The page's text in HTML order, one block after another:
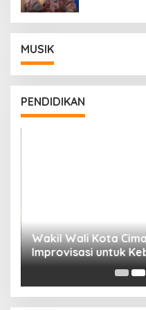
MUSIK
PENDIDIKAN
Wakil Wali Kota
Improvisasi untuk
Pendidikan